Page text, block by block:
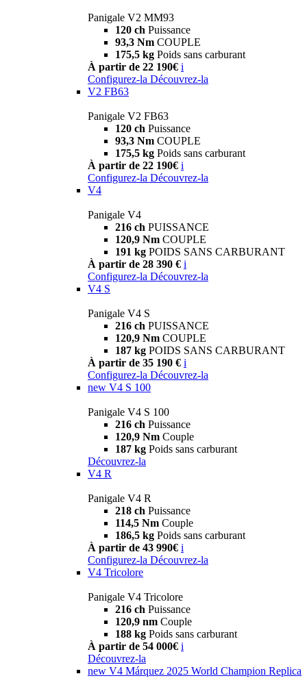
Panigale V2 MM93
120 ch Puissance
93,3 Nm COUPLE
175,5 kg Poids sans carburant
À partir de 22 190€ i
Configurez-la Découvrez-la
V2 FB63
Panigale V2 FB63
120 ch Puissance
93,3 Nm COUPLE
175,5 kg Poids sans carburant
À partir de 22 190€ i
Configurez-la Découvrez-la
V4
Panigale V4
216 ch PUISSANCE
120,9 Nm COUPLE
191 kg POIDS SANS CARBURANT
À partir de 28 390 € i
Configurez-la Découvrez-la
V4 S
Panigale V4 S
216 ch PUISSANCE
120,9 Nm COUPLE
187 kg POIDS SANS CARBURANT
À partir de 35 190 € i
Configurez-la Découvrez-la
new V4 S 100
Panigale V4 S 100
216 ch Puissance
120,9 Nm Couple
187 kg Poids sans carburant
Découvrez-la
V4 R
Panigale V4 R
218 ch Puissance
114,5 Nm Couple
186,5 kg Poids sans carburant
À partir de 43 990€ i
Configurez-la Découvrez-la
V4 Tricolore
Panigale V4 Tricolore
216 ch Puissance
120,9 nm Couple
188 kg Poids sans carburant
À partir de 54 000€ i
Découvrez-la
new V4 Márquez 2025 World Champion Replica